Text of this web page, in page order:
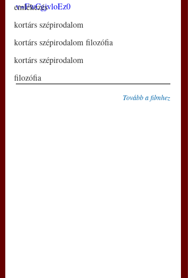
emlékezés
kortárs szépirodalom
kortárs szépirodalom filozófia
kortárs szépirodalom
filozófia
v=FwCgjvloEz0
Tovább a filmhez